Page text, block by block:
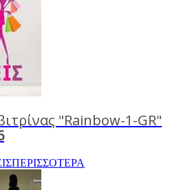
"Rainbow-1-GR"
ΠΕΡΙΣΣΟΤΕΡΑ